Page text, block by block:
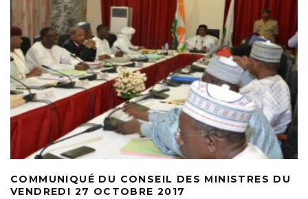
COMMUNIQUÉ DU CONSEIL DES MINISTRES DU
VENDREDI 27 OCTOBRE 2017